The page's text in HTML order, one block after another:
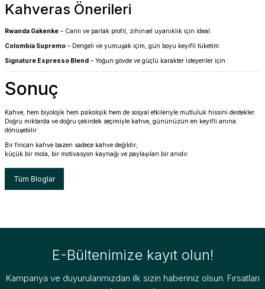
Kahveras Önerileri
Rwanda Gakenke – Canlı ve parlak profil, zihinsel uyanıklık için ideal.
Colombia Supremo – Dengeli ve yumuşak içim, gün boyu keyifli tüketim.
Signature Espresso Blend – Yoğun gövde ve güçlü karakter isteyenler için.
Sonuç
Kahve; hem biyolojik hem psikolojik hem de sosyal etkileriyle mutluluk hissini destekler.
Doğru miktarda ve doğru çekirdek seçimiyle kahve, gününüzün en keyifli anına
dönüşebilir.
Bir fincan kahve bazen sadece kahve değildir;
küçük bir mola, bir motivasyon kaynağı ve paylaşılan bir anıdır.
Tüm Bloglar
E-Bültenimize kayıt olun!
Kampanya ve duyurularımızdan ilk sizin haberiniz olsun. Fırsatları